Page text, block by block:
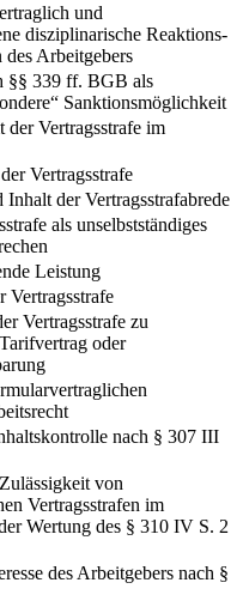
und
disziplinarische Reaktions-
Arbeitgebers
§§ 339 ff. BGB als
Sanktionsmöglichkeit
Vertragsstrafe im
Vertragsstrafe
Inhalt der Vertragsstrafabrede
als unselbstständiges
Leistung
Vertragsstrafe
Vertragsstrafe zu
oder
nach § 307 III
von
Vertragsstrafen im
Wertung des § 310 IV S. 2
des Arbeitgebers nach §